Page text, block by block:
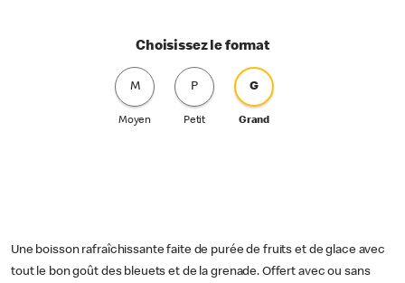
Choisissez le format
M
Moyen
P
Petit
G
Grand
Une boisson rafraîchissante faite de purée de fruits et de glace avec
tout le bon goût des bleuets et de la grenade. Offert avec ou sans